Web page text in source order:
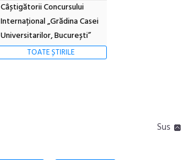
Câștigătorii Concursului
Internațional „Grădina Casei
Universitarilor, București”
TOATE ȘTIRILE
Sus